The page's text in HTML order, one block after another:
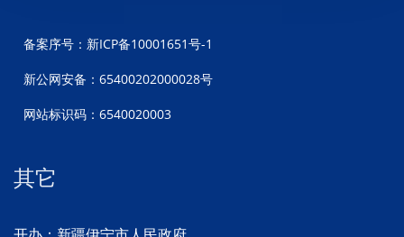
备案序号：新ICP备10001651号-1
新公网安备：65400202000028号
网站标识码：6540020003
其它